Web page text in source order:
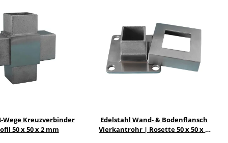
Wege Kreuzverbinder
50 x 50 x 2 mm
Edelstahl Wand- & Bodenflansch
Vierkantrohr | Rosette 50 x 50 x 2